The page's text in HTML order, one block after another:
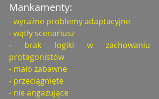
Mankamenty:
- wyraźne problemy adaptacyjne
- wątły scenariusz
- brak logiki w zachowaniu
protagonistów
- mało zabawne
- przeciągnięte
- nie angażujące